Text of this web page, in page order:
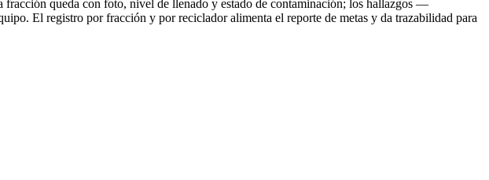
fracción queda con foto, nivel de llenado y estado de contaminación; los hallazgos —
El registro por fracción y por reciclador alimenta el reporte de metas y da trazabilidad para